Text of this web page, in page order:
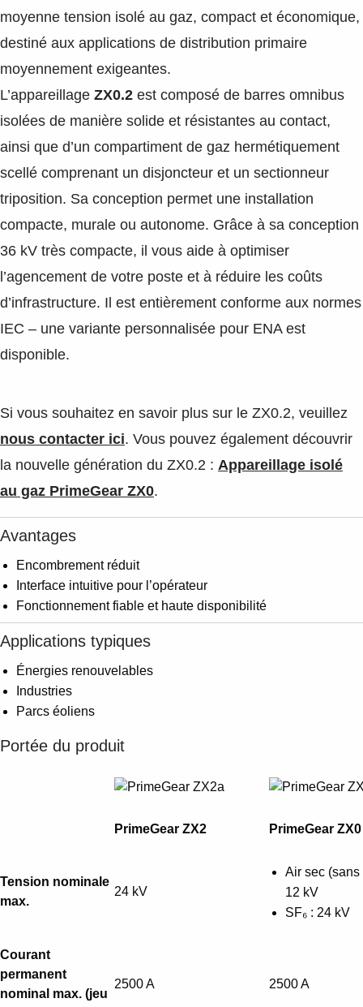
moyenne tension isolé au gaz, compact et économique,
destiné aux applications de distribution primaire
moyennement exigeantes.
L’appareillage ZX0.2 est composé de barres omnibus
isolées de manière solide et résistantes au contact,
ainsi que d’un compartiment de gaz hermétiquement
scellé comprenant un disjoncteur et un sectionneur
triposition. Sa conception permet une installation
compacte, murale ou autonome. Grâce à sa conception
36 kV très compacte, il vous aide à optimiser
l’agencement de votre poste et à réduire les coûts
d’infrastructure. Il est entièrement conforme aux normes
IEC – une variante personnalisée pour ENA est
disponible.
Si vous souhaitez en savoir plus sur le ZX0.2, veuillez
nous contacter ici. Vous pouvez également découvrir
la nouvelle génération du ZX0.2 : Appareillage isolé
au gaz PrimeGear ZX0.
Avantages
Encombrement réduit
Interface intuitive pour l’opérateur
Fonctionnement fiable et haute disponibilité
Applications typiques
Énergies renouvelables
Industries
Parcs éoliens
Portée du produit
PrimeGear ZX2 PrimeGear ZX0
Tension nominale
max.
24 kV
Air sec (sans
12 kV
SF₆ : 24 kV
Courant
permanent
nominal max. (jeu
2500 A 2500 A